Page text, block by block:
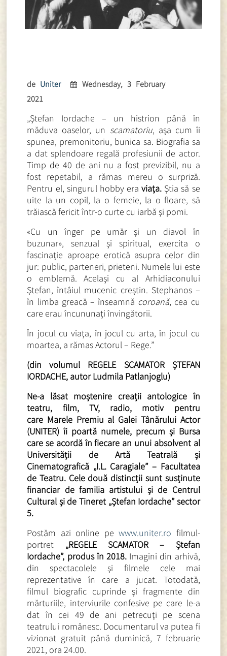
de Uniter
Wednesday, 3 February
2021
„Ştefan Iordache – un histrion până în
măduva oaselor, un scamatoriu, aşa cum îi
spunea, premonitoriu, bunica sa. Biografia sa
a dat splendoare regală profesiunii de actor.
Timp de 40 de ani nu a fost previzibil, nu a
fost repetabil, a rămas mereu o surpriză.
Pentru el, singurul hobby eraviaţa. Ştia să se
uite la un copil, la o femeie, la o floare, să
trăiască fericit într-o curte cu iarbă şi pomi.
«Cu un înger pe umăr şi un diavol în
buzunar», senzual şi spiritual, exercita o
fascinaţie aproape erotică asupra celor din
jur: public, parteneri, prieteni. Numele lui este
o emblemă. Acelaşi cu al Arhidiaconului
Ştefan, întâiul mucenic creştin. Stephanos –
în limba greacă – înseamnă coroană, cea cu
care erau încununaţi învingătorii.
În jocul cu viaţa, în jocul cu arta, în jocul cu
moartea, a rămas Actorul – Rege.”
(din volumul REGELE SCAMATOR ȘTEFAN
IORDACHE, autor Ludmila Patlanjoglu)
Ne-a lăsat moștenire creații antologice în
teatru, film, TV, radio, motiv pentru
care Marele Premiu al Galei Tânărului Actor
(UNITER) îi poartă numele, precum și Bursa
care se acordă în fiecare an unui absolvent al
Universității de Artă Teatrală și
Cinematografică „I.L. Caragiale” – Facultatea
de Teatru. Cele două distincții sunt susținute
financiar de familia artistului și de Centrul
Cultural și de Tineret „Ștefan Iordache” sector
5.
Postăm azi online pewww.uniter.ro filmul-
portret „REGELE SCAMATOR – Ștefan
Iordache”, produs în 2018. Imagini din arhivă,
din spectacolele şi filmele cele mai
reprezentative în care a jucat. Totodată,
filmul biografic cuprinde şi fragmente din
mărturiile, interviurile confesive pe care le-a
dat în cei 49 de ani petrecuţi pe scena
teatrului românesc. Documentarul va putea fi
vizionat gratuit până duminică, 7 februarie
2021, ora 24.00.